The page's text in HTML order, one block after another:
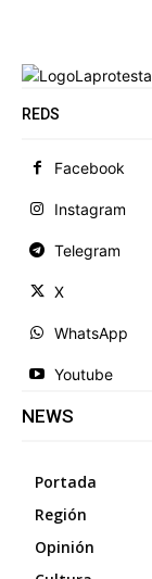
REDS
Facebook
Instagram
Telegram
X
WhatsApp
Youtube
NEWS
Portada
Región
Opinión